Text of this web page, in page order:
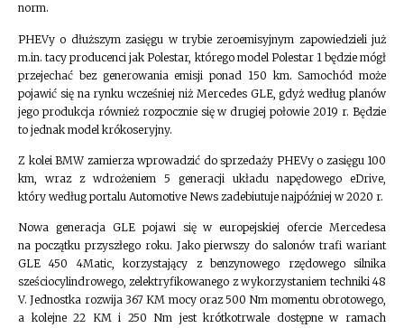
norm.
PHEVy o dłuższym zasięgu w trybie zeroemisyjnym zapowiedzieli już
m.in. tacy producenci jak Polestar, którego model Polestar 1 będzie mógł
przejechać bez generowania emisji ponad 150 km. Samochód może
pojawić się na rynku wcześniej niż Mercedes GLE, gdyż według planów
jego produkcja również rozpocznie się w drugiej połowie 2019 r. Będzie
to jednak model krókoseryjny.
Z kolei BMW zamierza wprowadzić do sprzedaży PHEVy o zasięgu 100
km, wraz z wdrożeniem 5 generacji układu napędowego eDrive,
który według portalu Automotive News zadebiutuje najpóźniej w 2020 r.
Nowa generacja GLE pojawi się w europejskiej ofercie Mercedesa
na początku przyszłego roku. Jako pierwszy do salonów trafi wariant
GLE 450 4Matic, korzystający z benzynowego rzędowego silnika
sześciocylindrowego, zelektryfikowanego z wykorzystaniem techniki 48
V. Jednostka rozwija 367 KM mocy oraz 500 Nm momentu obrotowego,
a kolejne 22 KM i 250 Nm jest krótkotrwale dostępne w ramach